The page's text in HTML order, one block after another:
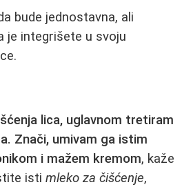
bude jednostavna, ali
je integrišete u svoju
lica, uglavnom tretiram
Znači, umivam ga istim
i mažem kremom, kaže
isti mleko za čišćenje,